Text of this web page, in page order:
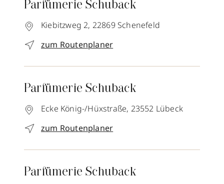
Parfümerie Schuback
Kiebitzweg 2, 22869 Schenefeld
zum Routenplaner
Parfümerie Schuback
Ecke König-/Hüxstraße, 23552 Lübeck
zum Routenplaner
Parfümerie Schuback